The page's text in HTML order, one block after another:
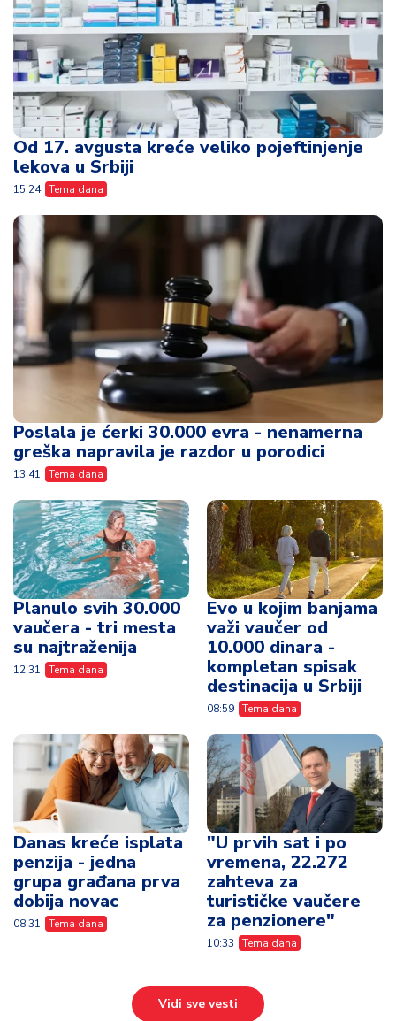
Od 17. avgusta kreće veliko pojeftinjenje
lekova u Srbiji
15:24 Tema dana
Poslala je ćerki 30.000 evra - nenamerna
greška napravila je razdor u porodici
13:41 Tema dana
Planulo svih 30.000
vaučera - tri mesta
su najtraženija
12:31 Tema dana
Evo u kojim banjama
važi vaučer od
10.000 dinara -
kompletan spisak
destinacija u Srbiji
08:59 Tema dana
Danas kreće isplata
penzija - jedna
grupa građana prva
dobija novac
08:31 Tema dana
"U prvih sat i po
vremena, 22.272
zahteva za
turističke vaučere
za penzionere"
10:33 Tema dana
Vidi sve vesti